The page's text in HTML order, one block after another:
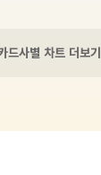
드사별 차트 더보기